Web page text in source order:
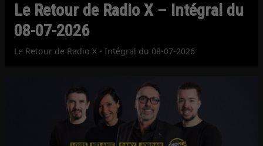
Le Retour de Radio X – Intégral du
08-07-2026
Le Retour de Radio X - Intégral du 08-07-2026